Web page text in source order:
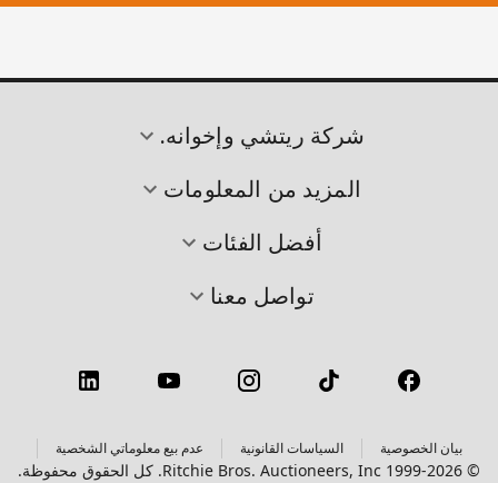
شركة ريتشي وإخوانه.
المزيد من المعلومات
أفضل الفئات
تواصل معنا
بيان الخصوصية السياسات القانونية عدم بيع معلوماتي الشخصية
© 1999-2026 Ritchie Bros. Auctioneers, Inc. كل الحقوق محفوظة.